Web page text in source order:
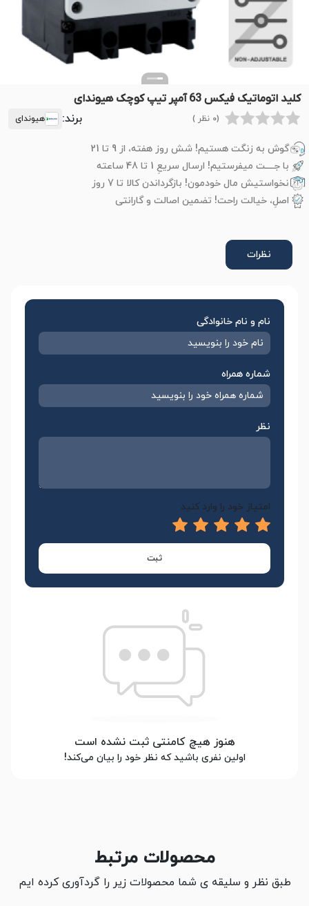
کلید اتوماتیک فیکس 63 آمپر تیپ کوچک هیوندای
(0 نظر ) برند: هیوندای
گوش به زنگت هستیم! شش روز هفته، از 9 تا 21
با جــــت میفرستیم! ارسال سریعِ 1 تا 48 ساعته
نخواستیش مال خودمون! بازگرداندن کالا تا 7 روز
اصلِ، خیالت راحت! تضمین اصالت و گارانتی
نظرات
نام و نام خانوادگی
شماره همراه
نظر
امتیاز خود را وارد کنید
ثبت
هنوز هیچ کامنتی ثبت نشده است
اولین نفری باشید که نظر خود را بیان می‌کند!
محصولات مرتبط
طبق نظر و سلیقه ی شما محصولات زیر را گردآوری کرده ایم